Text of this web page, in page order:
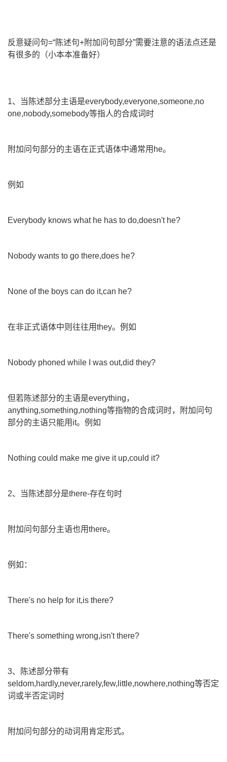
反意疑问句=“陈述句+附加问句部分”需要注意的语法点还是
有很多的（小本本准备好）
1、当陈述部分主语是everybody,everyone,someone,no
one,nobody,somebody等指人的合成词时
附加问句部分的主语在正式语体中通常用he。
例如
Everybody knows what he has to do,doesn't he?
Nobody wants to go there,does he?
None of the boys can do it,can he?
在非正式语体中则往往用they。例如
Nobody phoned while I was out,did they?
但若陈述部分的主语是everything，
anything,something,nothing等指物的合成词时，附加问句
部分的主语只能用it。例如
Nothing could make me give it up,could it?
2、当陈述部分是there-存在句时
附加问句部分主语也用there。
例如：
There's no help for it,is there?
There's something wrong,isn't there?
3、陈述部分带有
seldom,hardly,never,rarely,few,little,nowhere,nothing等否定
词或半否定词时
附加问句部分的动词用肯定形式。